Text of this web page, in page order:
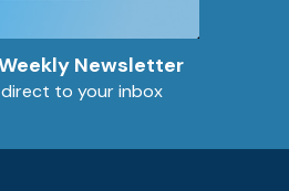
Weekly Newsletter
to your inbox